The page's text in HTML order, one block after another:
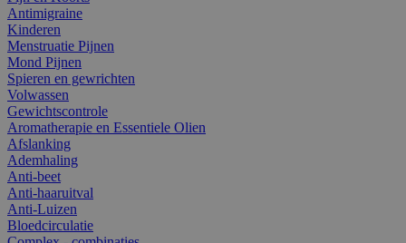
Antimigraine
Kinderen
Menstruatie Pijnen
Mond Pijnen
Spieren en gewrichten
Volwassen
Gewichtscontrole
Aromatherapie en Essentiele Olien
Afslanking
Ademhaling
Anti-beet
Anti-haaruitval
Anti-Luizen
Bloedcirculatie